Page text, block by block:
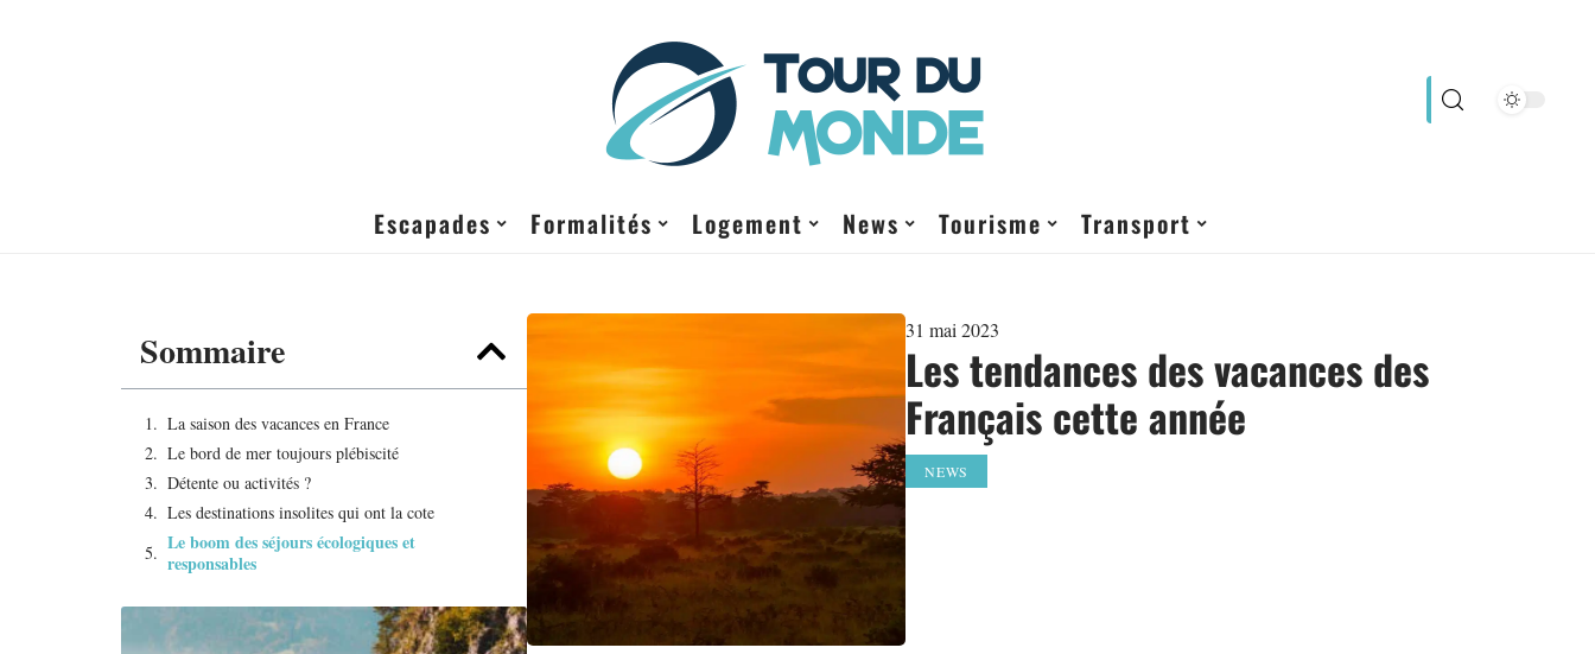
Escapades Formalités Logement News Tourisme Transport
Sommaire
La saison des vacances en France
Le bord de mer toujours plébiscité
Détente ou activités ?
Les destinations insolites qui ont la cote
Le boom des séjours écologiques et
responsables
31 mai 2023
Les tendances des vacances des
Français cette année
NEWS